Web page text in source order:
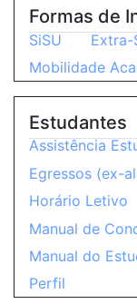
Formas de
SiSU Extra-
Mobilidade
Estudantes
Assistência
Egressos (ex-
Horário Letivo
Manual de
Manual do
Perfil